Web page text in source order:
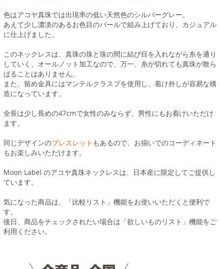
色はアコヤ真珠では出現率の低い天然色のシルバーグレー。
あえて少し濃淡のあるお色目のパールで組み上げており、カジュアル
に仕上げました。
このネックレスは、真珠の珠と珠の間に結び目を入れながら糸を通り
していく、オールノット加工なので、万一、糸が切れても真珠が散ら
ばることはありません。
また、留め金具にはマンテルクラスプを使用し、着け外しが容易な構
造になっています。
全長は少し長めの47cmで女性のみならず、男性にもお着けいただけ
ます。
同じデザインのブレスレット もあるので、お揃いでのコーディネート
もお楽しみいただけます。
Moon Label のアコヤ真珠ネックレスは、日本産に限定してご提供し
ています。
気になった商品は、「比較リスト」機能をお使いいただくと便利で
す。
後日、商品をチェックされたい場合は「欲しいものリスト」機能をご
利用ください。